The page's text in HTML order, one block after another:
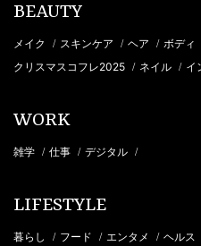
BEAUTY
メイク / スキンケア / ヘア / ボディ
クリスマスコフレ2025 / ネイル / イ
WORK
雑学 / 仕事 / デジタル /
LIFESTYLE
暮らし / フード / エンタメ / ヘルス